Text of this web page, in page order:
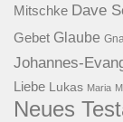
Mitschke Dave
Gebet Glaube
Johannes-
Liebe Lukas Maria
Neues